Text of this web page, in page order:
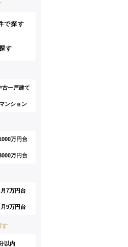
で探す
す
古一戸建て
ンション
万円台
万円台
月7万円台
月9万円台
す
以内